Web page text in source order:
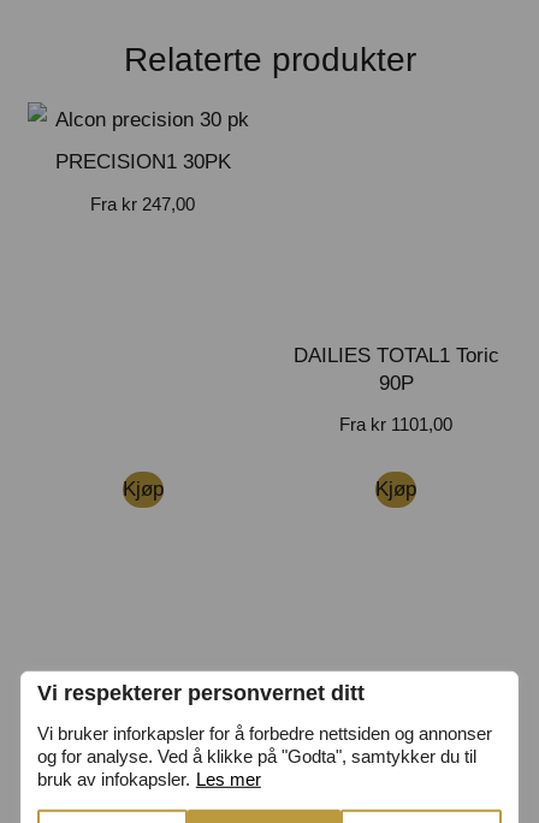
Vi respekterer personvernet ditt
Vi bruker inforkapsler for å forbedre nettsiden og annonser
og for analyse. Ved å klikke på "Godta", samtykker du til
bruk av infokapsler. Les mer
Relaterte produkter
PRECISION1 30PK
Fra kr 247,00
Kjøp
DAILIES TOTAL1 Toric
90P
Fra kr 1101,00
Kjøp
1-DAY ACUVUE MOIST
1-Day Acuvue Oasys